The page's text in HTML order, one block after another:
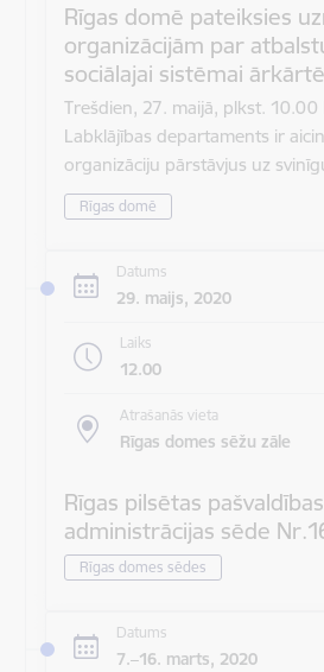
Rīgas domē pateiksies
organizācijām par
sociālajai sistēmai
Trešdien, 27. maijā, plkst. 10.00
Labklājības departaments ir
organizāciju pārstāvjus uz
Rīgas domē
Datums
29. maijs, 2020
Laiks
12.00
Atrašanās vieta
Rīgas domes sēžu zāle
Rīgas pilsētas
administrācijas sēde
Rīgas domes sēdes
Datums
7.–16. marts, 2020